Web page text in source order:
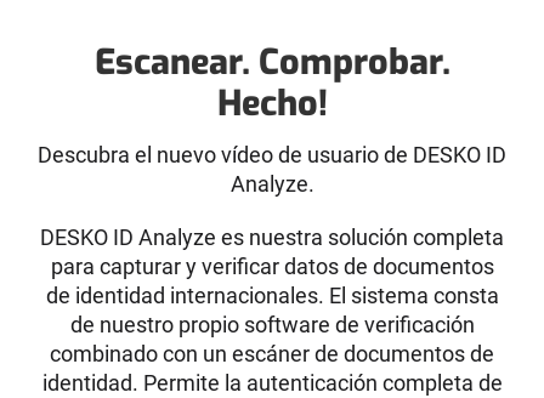
Escanear. Comprobar.
Hecho!
Descubra el nuevo vídeo de usuario de DESKO ID
Analyze.
DESKO ID Analyze es nuestra solución completa
para capturar y verificar datos de documentos
de identidad internacionales. El sistema consta
de nuestro propio software de verificación
combinado con un escáner de documentos de
identidad. Permite la autenticación completa de